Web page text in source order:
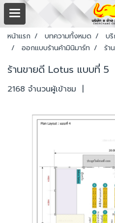
หน้าแรก บทความทั้งหมด
บ
ออกแบบร้านค้ามินิมาร์ท
ร้า
ร้านขายดี Lotus แบบที่ 5
2168 จำนวนผู้เข้าชม |